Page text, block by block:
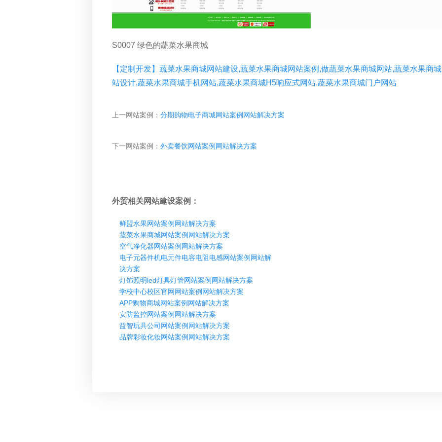
S0007 绿色的蔬菜水果商城
【定制开发】蔬菜水果商城网站建设,蔬菜水果商城网站案例,做蔬菜水果商城网站,蔬菜水果商
站设计,蔬菜水果商城手机网站,蔬菜水果商城H5响应式网站,蔬菜水果商城门户网站
上一网站案例： 分期购物电子商城网站案例网站解决方案
下一网站案例： 外卖餐饮网站案例网站解决方案
外贸相关网站建设案例：
鲜盟水果网站案例网站解决方案
蔬菜水果商城网站案例网站解决方案
空气净化器网站案例网站解决方案
电子元器件机电元件电容电阻电感网站案例网站解
决方案
灯饰照明led灯具灯管网站案例网站解决方案
学校中心校区官网网站案例网站解决方案
APP购物商城网站案例网站解决方案
安防监控网站案例网站解决方案
益智玩具公司网站案例网站解决方案
品牌彩妆化妆网站案例网站解决方案